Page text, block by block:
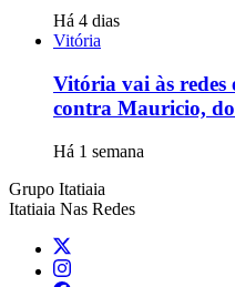
Há 4 dias
Vitória
Vitória vai às redes
contra Mauricio,
Há 1 semana
Grupo Itatiaia
Itatiaia Nas Redes